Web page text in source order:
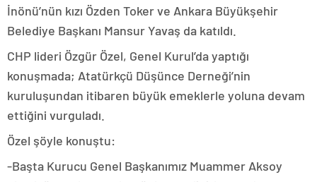
İnönü’nün kızı Özden Toker ve Ankara Büyükşehir
Belediye Başkanı Mansur Yavaş da katıldı.
CHP lideri Özgür Özel, Genel Kurul’da yaptığı
konuşmada; Atatürkçü Düşünce Derneği’nin
kuruluşundan itibaren büyük emeklerle yoluna devam
ettiğini vurguladı.
Özel şöyle konuştu:
-Başta Kurucu Genel Başkanımız Muammer Aksoy